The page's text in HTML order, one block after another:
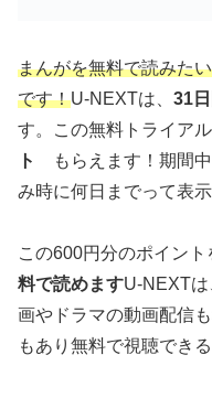
まんがを無料で読みた
です！U-NEXTは、 31
す。この無料トライアル
ト
もらえます！期間
み時に何日までって表
この600円分のポイン
料で読めますU-NEXT
画やドラマの動画配信
もあり無料で視聴でき